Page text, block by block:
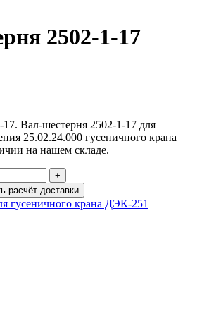
2502-1-17
Вал-шестерня 2502-1-17 для
25.02.24.000 гусеничного крана
на нашем складе.
расчёт доставки
гусеничного крана ДЭК-251